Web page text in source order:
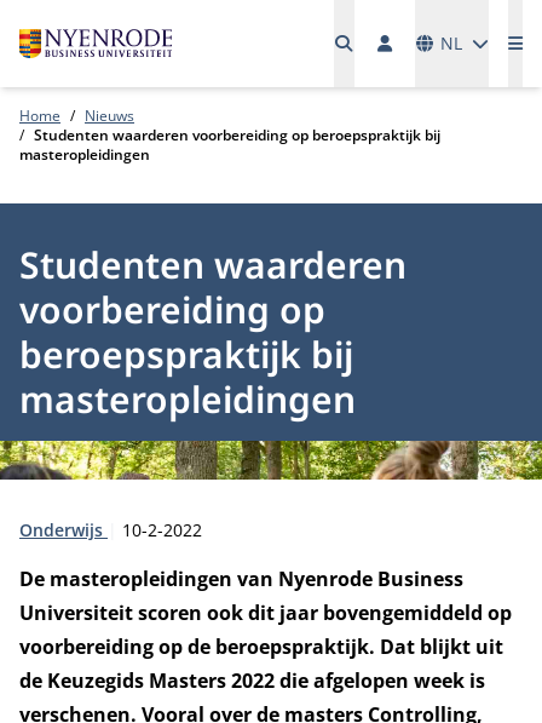
NL
Home
Nieuws
Studenten waarderen voorbereiding op beroepspraktijk bij
masteropleidingen
Studenten waarderen
voorbereiding op
beroepspraktijk bij
masteropleidingen
Type:
Onderwijs Publicatiedatum:
10-2-2022
De masteropleidingen van Nyenrode Business
Universiteit scoren ook dit jaar bovengemiddeld op
voorbereiding op de beroepspraktijk. Dat blijkt uit
de Keuzegids Masters 2022 die afgelopen week is
verschenen. Vooral over de masters Controlling,